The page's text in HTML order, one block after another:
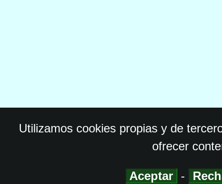
Utilizamos cookies propias y de
ofrecer
Aceptar -